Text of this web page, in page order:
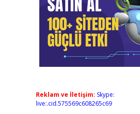
Reklam ve İletişim: Skype:
live:.cid.575569c608265c69